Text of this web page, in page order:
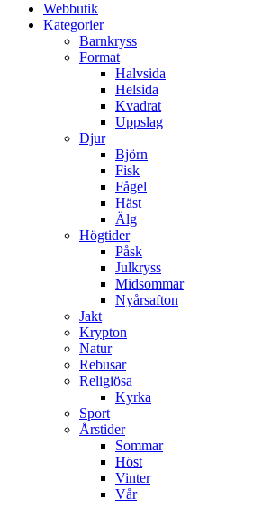
Webbutik
Kategorier
Barnkryss
Format
Halvsida
Helsida
Kvadrat
Uppslag
Djur
Björn
Fisk
Fågel
Häst
Älg
Högtider
Påsk
Julkryss
Midsommar
Nyårsafton
Jakt
Krypton
Natur
Rebusar
Religiösa
Kyrka
Sport
Årstider
Sommar
Höst
Vinter
Vår